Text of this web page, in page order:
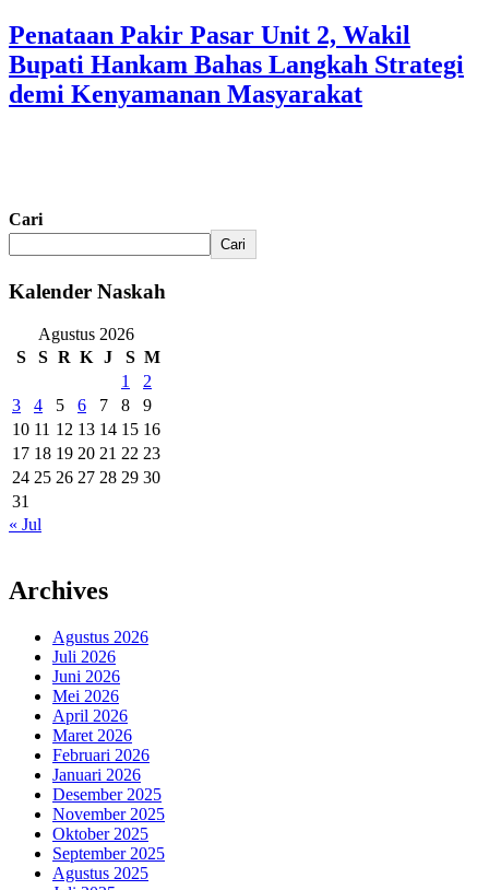
Penataan Pakir Pasar Unit 2, Wakil
Bupati Hankam Bahas Langkah Strategi
demi Kenyamanan Masyarakat
Cari
Cari
Kalender Naskah
Agustus 2026
S
S R K J S M
1
2
3
4 5 6 7 8
9
10 11 12 13 14 15 16
17 18 19 20 21 22 23
24 25 26 27 28 29 30
31
« Jul
Archives
Agustus 2026
Juli 2026
Juni 2026
Mei 2026
April 2026
Maret 2026
Februari 2026
Januari 2026
Desember 2025
November 2025
Oktober 2025
September 2025
Agustus 2025